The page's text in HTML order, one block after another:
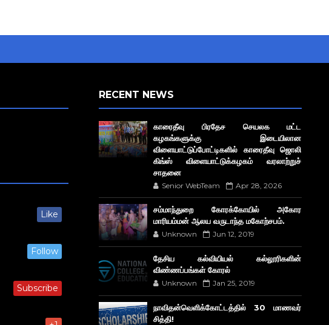
Like
Follow
Subscribe
RECENT NEWS
காரைதீவு பிரதேச செயலக மட்ட
கழகங்களுக்கு இடையிலான
விளையாட்டுப்போட்டிகளில் காரைதீவு ஜொலி
கிங்ஸ் விளையாட்டுக்கழகம் வரலாற்றுச்
சாதனை
Senior WebTeam Apr 28, 2026
சம்மாந்துறை கோரக்கோயில் அகோர​
மாரியம்மன் ஆலய வருடாந்த மகோற்சபம்.
Unknown Jun 12, 2019
தேசிய கல்வியியல் கல்லூரிகளின்
விண்ணப்பங்கள் கோரல்
Unknown Jan 25, 2019
நாவிதன்வெளிக்கோட்டத்தில் 30 மாணவர்
சித்தி!